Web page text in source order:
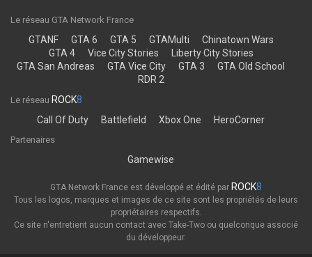
Le réseau GTA Network France
GTANF GTA 6 GTA 5 GTAMulti
Chinatown Wars
GTA 4
Vice City Stories
Liberty City Stories
GTA San Andreas
GTA Vice City GTA 3
GTA Old School
RDR 2
Le réseau ROCK8
Call Of Duty
Battlefield Xbox One HeroCorner
Partenaires
Gamewise
GTA Network France est développé et édité par ROCK8
Tous les logos, marques et images de ce site sont les propriétés de leurs
propriétaires respectifs.
Ce site n'entretient aucun contact avec Take-Two ou quelconque associé
du développeur.